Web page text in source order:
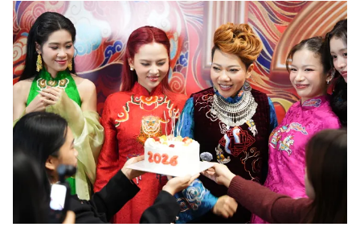
Thị trường
Tư vấn
Lịch phát sóng
Chuyên mục khác
Emagazine Podcast
Photo Infographic
Video Shorts video